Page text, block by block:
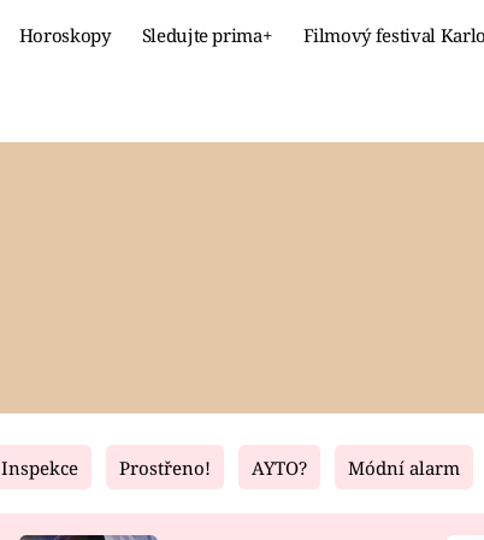
Horoskopy Sledujte prima+ Filmový festival
Fresh Living
Inspekce Prostřeno! AYTO? Módní alarm